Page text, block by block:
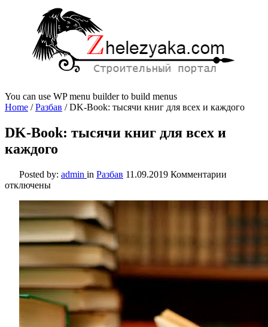
You can use WP menu builder to build menus
Home /Разбав /DK-Book: тысячи книг для всех и каждого
DK-Book: тысячи книг для всех и
каждого
Posted by: admin in Разбав 11.09.2019 Комментарии
тысячи
книг
каждого
отключены